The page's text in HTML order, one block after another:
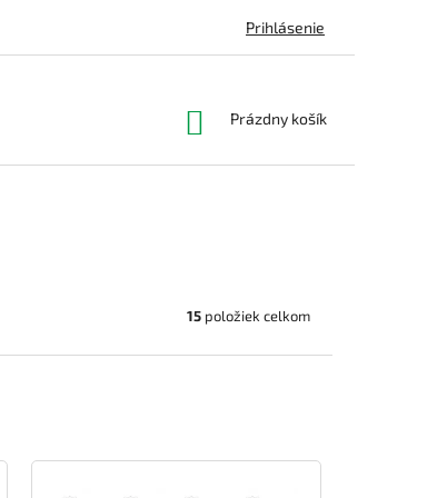
Prihlásenie
NÁKUPNÝ
Prázdny košík
15 položiek celkom